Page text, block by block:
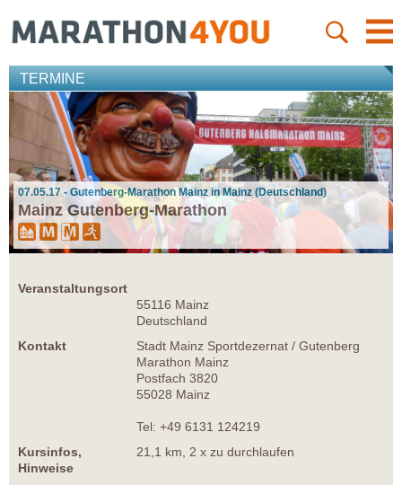
TERMINE
07.05.17 - Gutenberg-Marathon Mainz in Mainz (Deutschland)
Mainz Gutenberg-Marathon
Veranstaltungsort
55116 Mainz
Deutschland
Kontakt
Stadt Mainz Sportdezernat / Gutenberg
Marathon Mainz
Postfach 3820
55028 Mainz
Tel: +49 6131 124219
Kursinfos,
Hinweise
21,1 km, 2 x zu durchlaufen